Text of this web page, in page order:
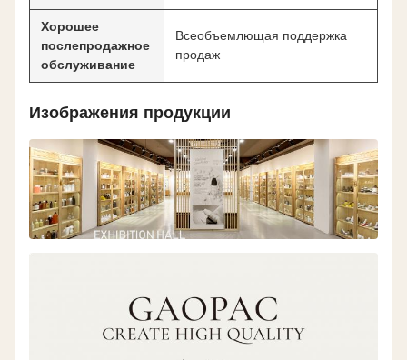
Хорошее
послепродажное
обслуживание
Всеобъемлющая поддержка
продаж
Изображения продукции